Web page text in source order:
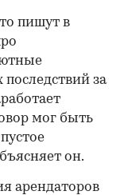
пишут в
за
мог быть
он.
арендаторов